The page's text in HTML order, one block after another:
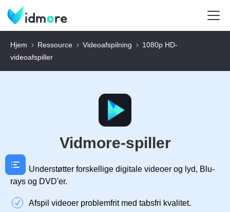
Hjem Ressource Videoafspilning
1080p HD-
videoafspiller
Vidmore-spiller
Understøtter forskellige digitale videoer og lyd, Blu-
rays og DVD'er.
Afspil videoer problemfrit med tabsfri kvalitet.